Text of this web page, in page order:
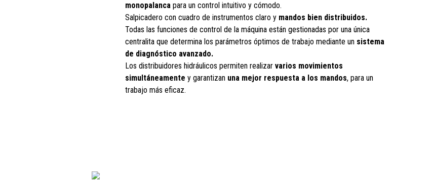
monopalancapara un control intuitivo y cómodo.
Salpicadero con cuadro de instrumentos claro y mandos bien distribuidos.
Todas las funciones de control de la máquina están gestionadas por una única
centralita que determina los parámetros óptimos de trabajo mediante un sistema
de diagnóstico avanzado.
Los distribuidores hidráulicos permiten realizar varios movimientos
simultáneamente y garantizan una mejor respuesta a los mandos, para un
trabajo más eficaz.